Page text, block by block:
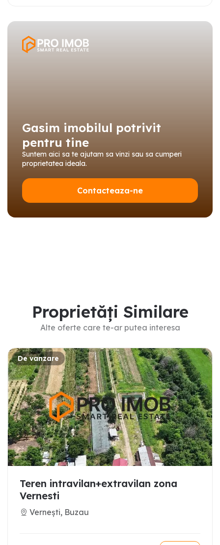
Gasim imobilul potrivit
pentru tine
Suntem aici sa te ajutam sa vinzi sau sa cumperi
proprietatea ideala.
Contacteaza-ne
Proprietăți Similare
Alte oferte care te-ar putea interesa
De vanzare
Teren intravilan+extravilan zona
Vernesti
Vernești, Buzau